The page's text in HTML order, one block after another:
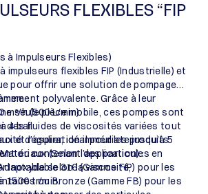
FLEXIBLES “FIP
à Impulseurs Flexibles)
impulseurs flexibles FIP (Industrielle) et
pour offrir une solution de pompage
polyvalente. Grâce à leur
seule pièce mobile, ces pompes sont
des fluides de viscosités variées tout
et régulier, idéal pour les produits
ou contenant des particules en
:
m³/h (500 L/min).
4 bar.
d’aspiration immédiate jusqu’à 5
selon la viscosité,
1500 tr/min.
(Selon l’application) :
Inoxydable 316 (Gamme FIP) pour les
ou Bronze (Gamme FB) pour les